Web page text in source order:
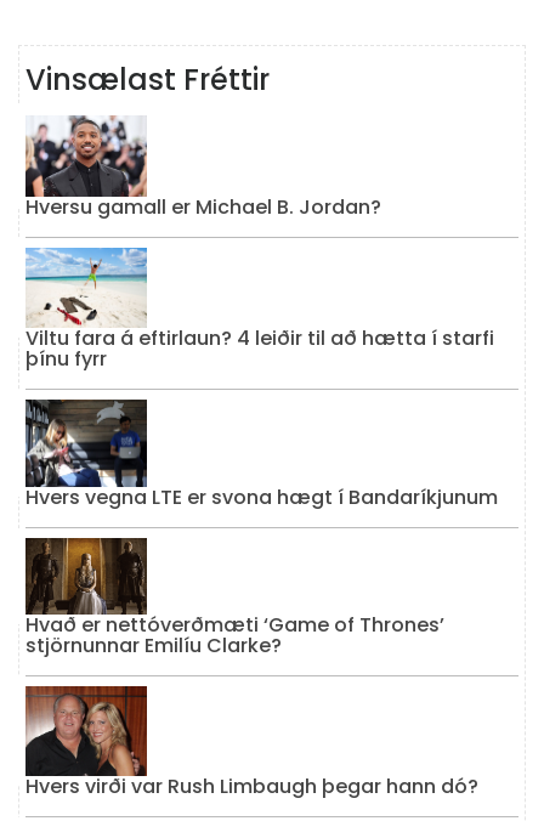
Vinsælast Fréttir
Hversu gamall er Michael B. Jordan?
Viltu fara á eftirlaun? 4 leiðir til að hætta í starfi
þínu fyrr
Hvers vegna LTE er svona hægt í Bandaríkjunum
Hvað er nettóverðmæti ‘Game of Thrones’
stjörnunnar Emilíu Clarke?
Hvers virði var Rush Limbaugh þegar hann dó?